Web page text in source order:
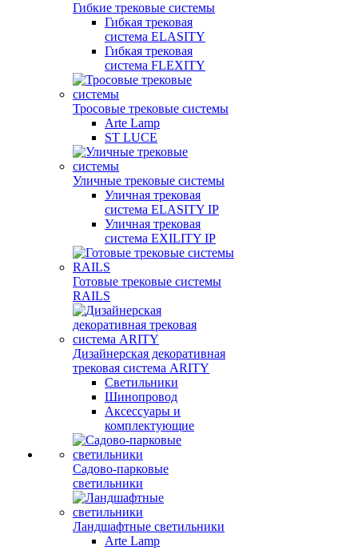
Гибкие трековые системы
Гибкая трековая
система ELASITY
Гибкая трековая
система FLEXITY
Тросовые трековые системы
Arte Lamp
ST LUCE
Уличные трековые системы
Уличная трековая
система ELASITY IP
Уличная трековая
система EXILITY IP
Готовые трековые системы
RAILS
Дизайнерская декоративная
трековая система ARITY
Светильники
Шинопровод
Аксессуары и
комплектующие
Садово-парковые
светильники
Ландшафтные светильники
Arte Lamp